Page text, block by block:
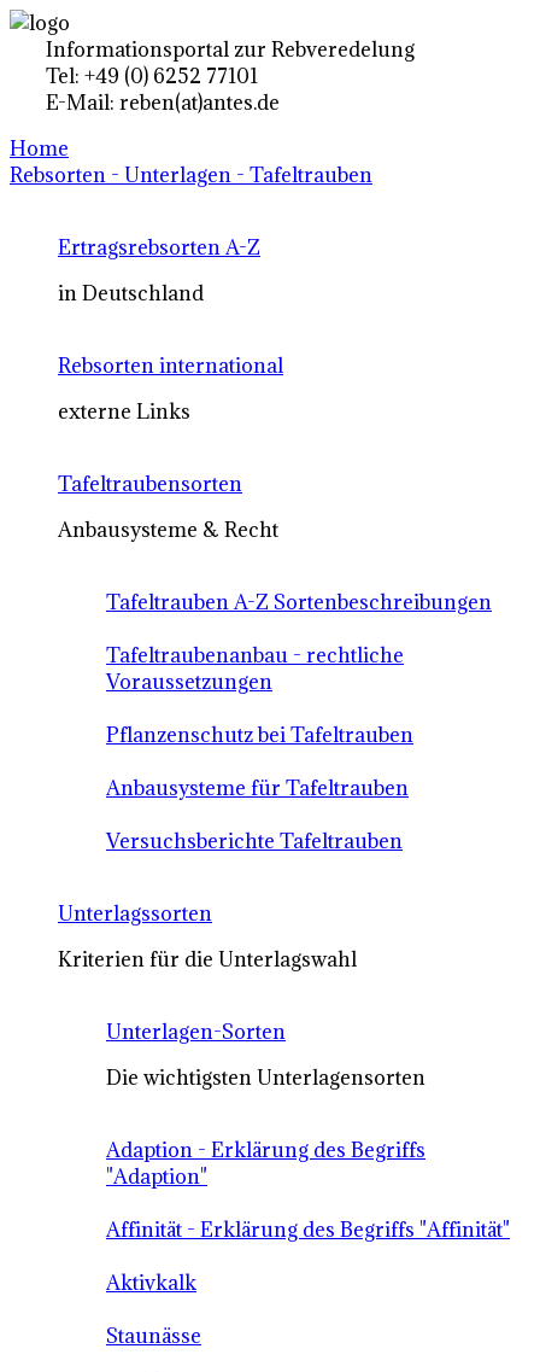
Informationsportal zur Rebveredelung
Tel: +49 (0) 6252 77101
E-Mail: reben(at)antes.de
Home
Rebsorten - Unterlagen - Tafeltrauben
Ertragsrebsorten A-Z
in Deutschland
Rebsorten international
externe Links
Tafeltraubensorten
Anbausysteme & Recht
Tafeltrauben A-Z Sortenbeschreibungen
Tafeltraubenanbau - rechtliche
Voraussetzungen
Pflanzenschutz bei Tafeltrauben
Anbausysteme für Tafeltrauben
Versuchsberichte Tafeltrauben
Unterlagssorten
Kriterien für die Unterlagswahl
Unterlagen-Sorten
Die wichtigsten Unterlagensorten
Adaption - Erklärung des Begriffs
"Adaption"
Affinität - Erklärung des Begriffs "Affinität"
Aktivkalk
Staunässe